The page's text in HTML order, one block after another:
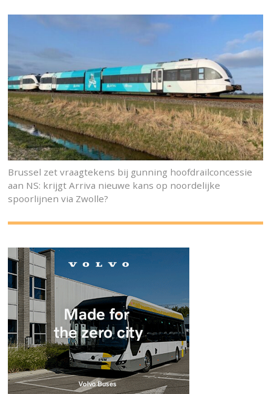
Brussel zet vraagtekens bij gunning hoofdrailconcessie
aan NS: krijgt Arriva nieuwe kans op noordelijke
spoorlijnen via Zwolle?